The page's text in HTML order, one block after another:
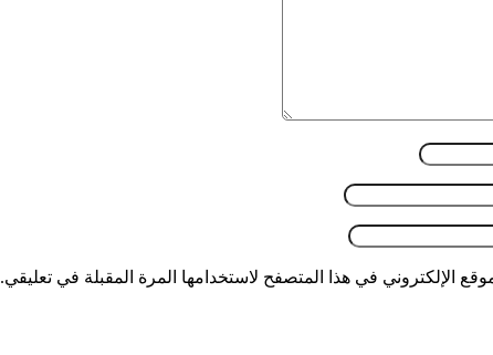
الإلكتروني في هذا المتصفح لاستخدامها المرة المقبلة في تعليقي.